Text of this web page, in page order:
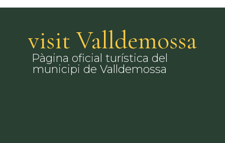
visit Valldemossa
Pàgina oficial turística del
municipi de Valldemossa